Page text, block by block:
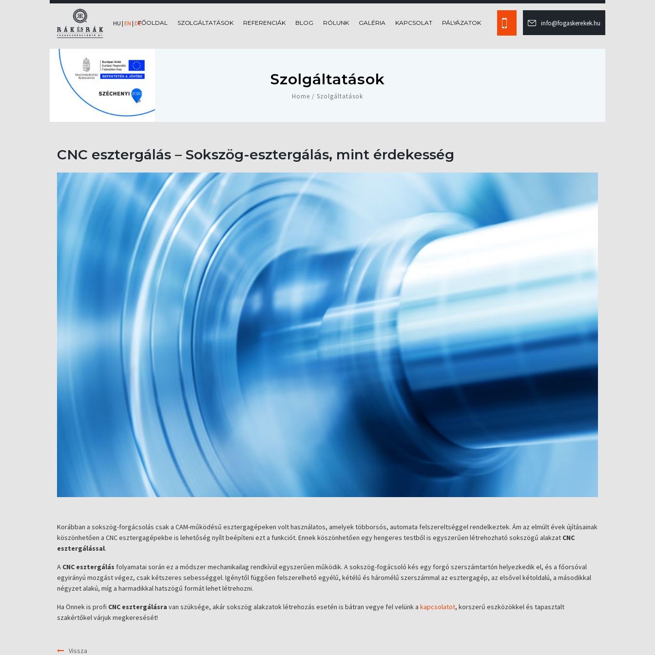
HU | EN | DEFŐOLDAL SZOLGÁLTATÁSOK REFERENCIÁK BLOG RÓLUNK GALÉRIA KAPCSOLAT PÁLYÁZATOK info@fogaskerekek.hu
Szolgáltatások
Home / Szolgáltatások
CNC esztergálás – Sokszög-esztergálás, mint érdekesség
Korábban a sokszög-forgácsolás csak a CAM-működésű esztergagépeken volt használatos, amelyek többorsós, automata felszereltséggel rendelkeztek. Ám az elmúlt évek újításainak
köszönhetően a CNC esztergagépekbe is lehetőség nyílt beépíteni ezt a funkciót. Ennek köszönhetően egy hengeres testből is egyszerűen létrehozható sokszögű alakzat CNC
esztergálással.
A CNC esztergálás folyamatai során ez a módszer mechanikailag rendkívül egyszerűen működik. A sokszög-fogácsoló kés egy forgó szerszámtartón helyezkedik el, és a főorsóval
egyirányú mozgást végez, csak kétszeres sebességgel. Igénytől függően felszerelhető egyélű, kétélű és háromélű szerszámmal az esztergagép, az elsővel kétoldalú, a másodikkal
négyzet alakú, míg a harmadikkal hatszögű formát lehet létrehozni.
Ha Önnek is profi CNC esztergálásra van szüksége, akár sokszög alakzatok létrehozás esetén is bátran vegye fel velünk a kapcsolatot, korszerű eszközökkel és tapasztalt
szakértőkel várjuk megkeresését!
Vissza